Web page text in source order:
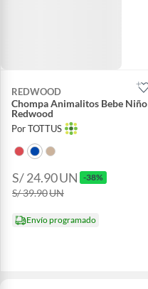
REDWOOD
Chompa Animalitos Bebe Niño
Redwood
Por TOTTUS
S/ 24.90UN -38%
S/ 39.90UN
Envío programado